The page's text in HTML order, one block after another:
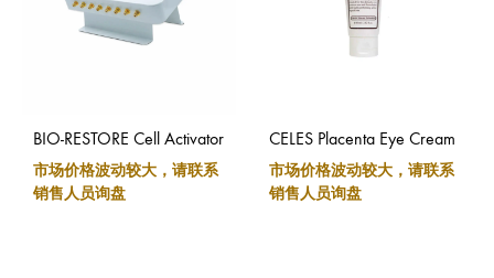
BIO-RESTORE Cell Activator
市场价格波动较大，请联系
销售人员询盘
CELES Placenta Eye Cream
市场价格波动较大，请联系
销售人员询盘